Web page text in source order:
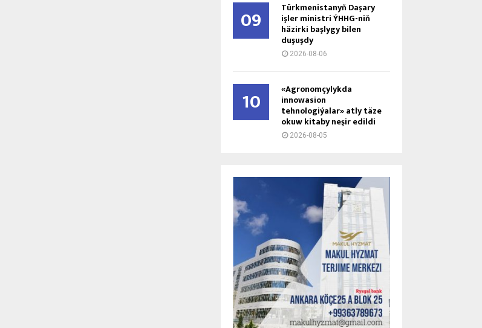
09 Türkmenistanyň Daşary
işler ministri ÝHHG-niň
häzirki başlygy bilen
duşuşdy
2026-08-06
10 «Agronomçylykda
innowasion
tehnologiýalar» atly täze
okuw kitaby neşir edildi
2026-08-05